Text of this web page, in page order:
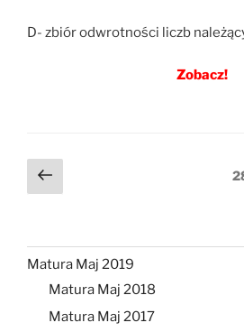
D- zbiór odwrotności liczb
Zobacz!
Nawigacja
po
Poprzednia
strona
Strona
Matura Maj 2019
Matura Maj 2018
Matura Maj 2017